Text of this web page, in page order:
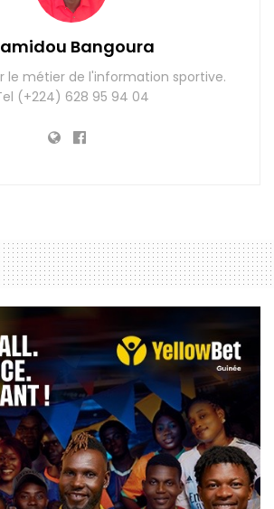
Bangoura
le métier de l'information sportive.
(+224) 628 95 94 04